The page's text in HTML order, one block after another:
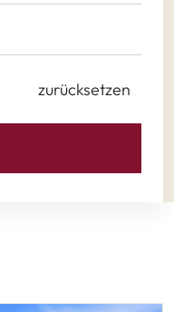
zurücksetzen